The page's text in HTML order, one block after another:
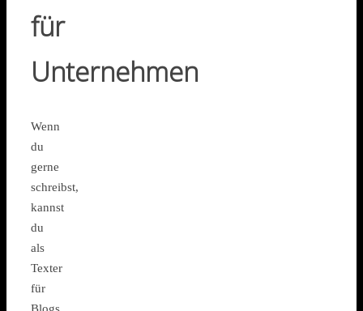
für
Unternehmen
Wenn
du
gerne
schreibst,
kannst
du
als
Texter
für